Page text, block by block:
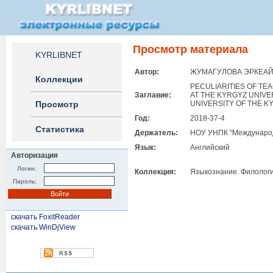
KYRLIBNET
Коллекции
Просмотр
Статистика
Авторизация
Логин:
Пароль:
скачать FoxitReader
скачать WinDjView
Просмотр материала
Автор: ЖУМАГУЛОВА
Заглавие:
PECULIARITIES OF
AT THE KYRGYZ
UNIVERSITY OF THE
Год:
2018-37-4
Держатель:
НОУ УНПК
Язык:
Английский
Коллекция: Языкознание.